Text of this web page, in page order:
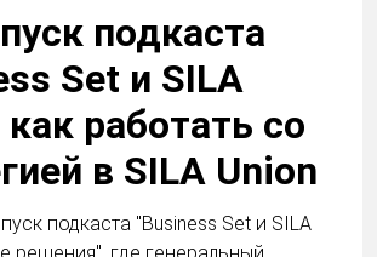
подкаста
Set и SILA
как работать со
в SILA Union
подкаста "Business Set и SILA